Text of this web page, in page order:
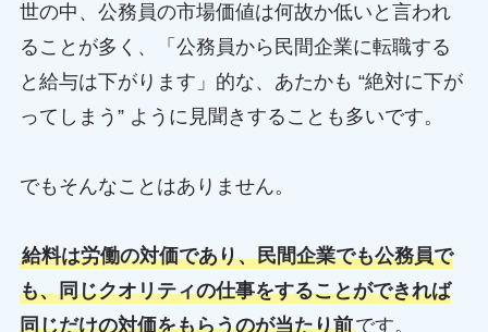
世の中、公務員の市場価値は何故か低いと言われ
ることが多く、「公務員から民間企業に転職する
と給与は下がります」的な、あたかも “絶対に下が
ってしまう” ように見聞きすることも多いです。
でもそんなことはありません。
給料は労働の対価であり、民間企業でも公務員で
も、同じクオリティの仕事をすることができれば
同じだけの対価をもらうのが当たり前です。